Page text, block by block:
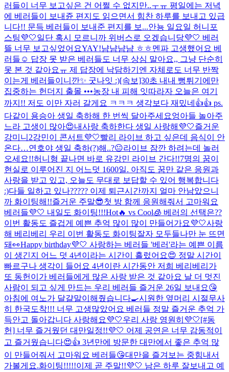
러들이 너무 보고싶은 건 어쩔 수 없지만..ㅜㅠ 평일에는 저녁
에 베러들이 보내쥰 편지도 읽으면서 힘찬 하루를 보내고 있급
니다!! 문득 베러들이 보내준 편지를 보...안뇽 일요일 허니포
스팅💜🤍일단 혹시 모르니까 위버스로 오겠습니당💜🤍 베러
뜰 너무 보고싶었어요YAY!냠냠냠냠 ㅎㅎ멘파 고생했어요 베
러들☺️ 답장 못 받은 베러들도 너무 상심 말아요,, 그냥 단순히
못 본 것 같아요ㅠ 제 답장에 낙담하기엔 자체로도 너무 반짝
이는게 베러들이니깐✨ 굿나잇 :)[속보]30초 내내 뻥튀기에만
집중하는 헌더지 출몰 •••농장 내 피해 잇따라자 오늘은 여기
까지!! 저도 이만 자러 갈게요 ㅋㅋㅋ 생각보다 재밌네👍👍 ps.
다같이 용승아 생일 축하해 한 번씩 달아주세요엉아들 놀아주
느라 고생이 많아😍내사랑 축하한다 생일 사랑해💜🤍즐거운
강미니2강민이 콘서트💜🤍빨리 라이브 하고 싶은데 음식이 안
온다…연호야 생일 축하(?)해..?😐라이브 잠깐 하려는데 놀러
오세요!!허니형 끝나면 바로 유강민 라이브 간다!!7명의 꿈이
현실로 이루어진 지 어느덧 1600일. 아직도 꿈만 같은 응원과
사랑을 받고 있고, 오늘도 무대로 보답할 수 있어 행복합니다
:)다들 일하고 있나????? 이제 퇴근시간까지 얼마 안남았으니
까 화이팅해!!즐거운 주말😎첫 방 함께 응원해줘서 고마워요
베러들💜🤍 내일도 화이팅!!!Hot🔥 vs Cool🧊 베러의 선택은??
이번 활동도 즐겁게 예쁜 추억 많이 많이 만들어가요💜🤍사랑
해 베리베리 우리 이번 활동도 화이팅잘자 모두들나만 눈 뜨면
돼👀Happy birthday💜🤍 사랑하는 베러들 '베러'라는 예쁜 이름
이 생긴지 어느 덧 4년이라는 시간이 흘렀어요😍 정말 시간이
빠르구나 생각이 들어요 4년이란 시간동안 저희 베리베리가
또 동헌이가 베러들에게 많은 사랑 받은 것 같아요 날 더 멋진
사람이 되고 싶게 만드는 우리 베러들 즐거운 26일 보내요😘
아침에 여노가 달걀말이해줬습니다🍳시원한 옆머리 시절무사
히 한국도착!!! 너무 고생많았어요 베러들 정말 즐거운 추억 가
득안고 돌아갑니다 사랑해요💜🤍우리 사랑 영원히💜🤍[#동
헌] 너무 즐거웠던 대만일정!!💜🤍 어제 공연은 너무 감동적이
고 즐거웠습니다😍👍 3년만에 방문한 대만에서 좋은 추억 많
이 만들어줘서 고마워요 베러들😘대만을 즐겨보는 중힘내서
가볼게요.화이팅!!!!!이제 곧 주말!!💜🤍 남은 하루 잘보내고 예